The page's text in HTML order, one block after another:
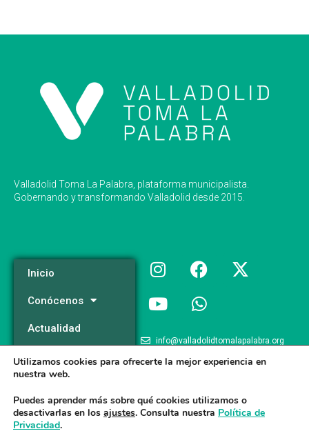
Valladolid Toma La Palabra, plataforma municipalista.
Gobernando y transformando Valladolid desde 2015.
Inicio
Conócenos
Actualidad
Programa
info@valladolidtomalapalabra.org
+34 983 426 124
Utilizamos cookies para ofrecerte la mejor experiencia en
nuestra web.
Puedes aprender más sobre qué cookies utilizamos o
desactivarlas en los ajustes. Consulta nuestra Política de
Privacidad.